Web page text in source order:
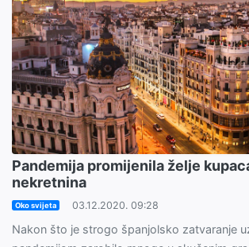
Pandemija promijenila želje
nekretnina
Oko svijeta 03.12.2020. 09:28
Nakon što je strogo španjolsko zatvaranje